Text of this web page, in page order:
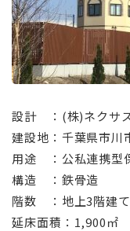
設計 ：(株)ネクサ
建設地：千葉県市川
用途 ：公私連携型
構造 ：鉄骨造
階数 ：地上3階建て
延床面積：1,900㎡